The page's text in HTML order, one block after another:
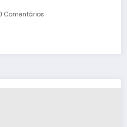
Comentários